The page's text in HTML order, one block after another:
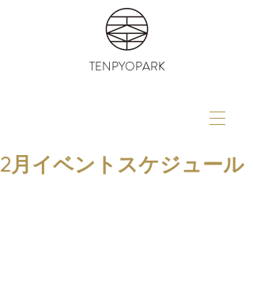
TENPYOPARK
2月イベントスケジュール